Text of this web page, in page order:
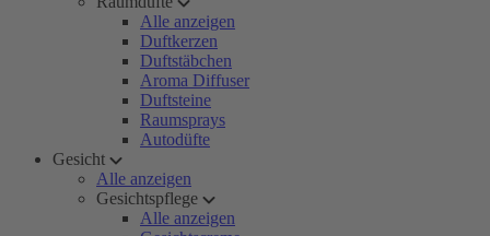
Alle anzeigen
Duftkerzen
Duftstäbchen
Aroma Diffuser
Duftsteine
Raumsprays
Autodüfte
Gesicht
Alle anzeigen
Gesichtspflege
Alle anzeigen